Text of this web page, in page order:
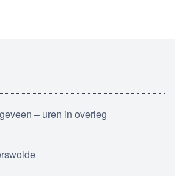
– uren in overleg